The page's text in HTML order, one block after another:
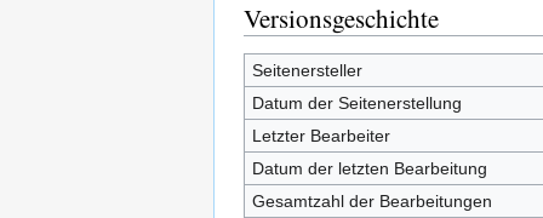
Versionsgeschichte
Seitenersteller
Datum der Seitenerstellung
Letzter Bearbeiter
Datum der letzten Bearbeitung
Gesamtzahl der Bearbeitungen